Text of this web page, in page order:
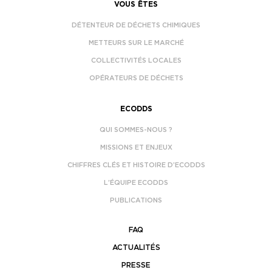
VOUS ÊTES
DÉTENTEUR DE DÉCHETS CHIMIQUES
METTEURS SUR LE MARCHÉ
COLLECTIVITÉS LOCALES
OPÉRATEURS DE DÉCHETS
ECODDS
QUI SOMMES-NOUS ?
MISSIONS ET ENJEUX
CHIFFRES CLÉS ET HISTOIRE D’ECODDS
L’ÉQUIPE ECODDS
PUBLICATIONS
FAQ
ACTUALITÉS
PRESSE